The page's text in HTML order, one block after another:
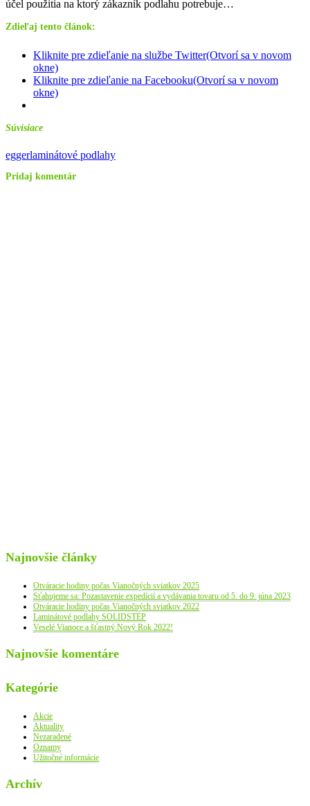
účel použitia na ktorý zákazník podlahu potrebuje…
Zdieľaj tento článok:
Kliknite pre zdieľanie na službe Twitter(Otvorí sa v novom
okne)
Kliknite pre zdieľanie na Facebooku(Otvorí sa v novom
okne)
Súvisiace
eggerlaminátové podlahy
Pridaj komentár
Najnovšie články
Otváracie hodiny počas Vianočných sviatkov 2025
Sťahujeme sa: Pozastavenie expedícií a vydávania tovaru od 5. do 9. júna 2023
Otváracie hodiny počas Vianočných sviatkov 2022
Laminátové podlahy SOLIDSTEP
Veselé Vianoce a šťastný Nový Rok 2022!
Najnovšie komentáre
Kategórie
Akcie
Aktuality
Nezaradené
Oznamy
Užitočné informácie
Archív